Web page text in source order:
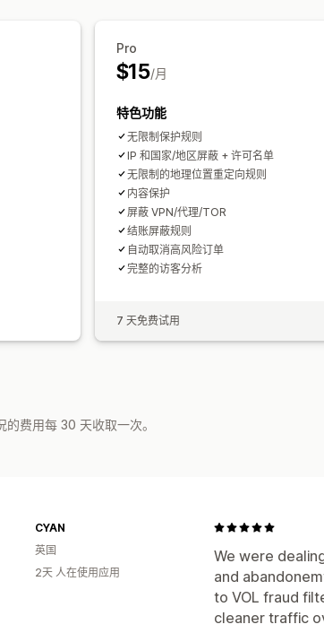
Pro
$15/月
特色功能
无限制保护规则
IP 和国家/地区屏蔽 + 许可名单
无限制的地理位置重定向规则
内容保护
屏蔽 VPN/代理/TOR
结账屏蔽规则
自动取消高风险订单
完整的访客分析
7 天免费试用
费用每 30 天收取一次。
We were
and
to VOL fraud
cleaner traffic
CYAN
英国
2天 人在使用应用